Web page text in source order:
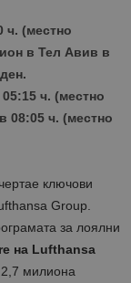
ч. (местно
в Тел Авив в
ч. (местно
08:05 ч. (местно
ключови
Group.
за лоялни
на Lufthansa
2,7 милиона